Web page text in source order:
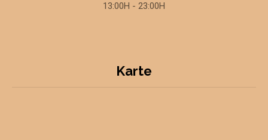
13:00H - 23:00H
Karte